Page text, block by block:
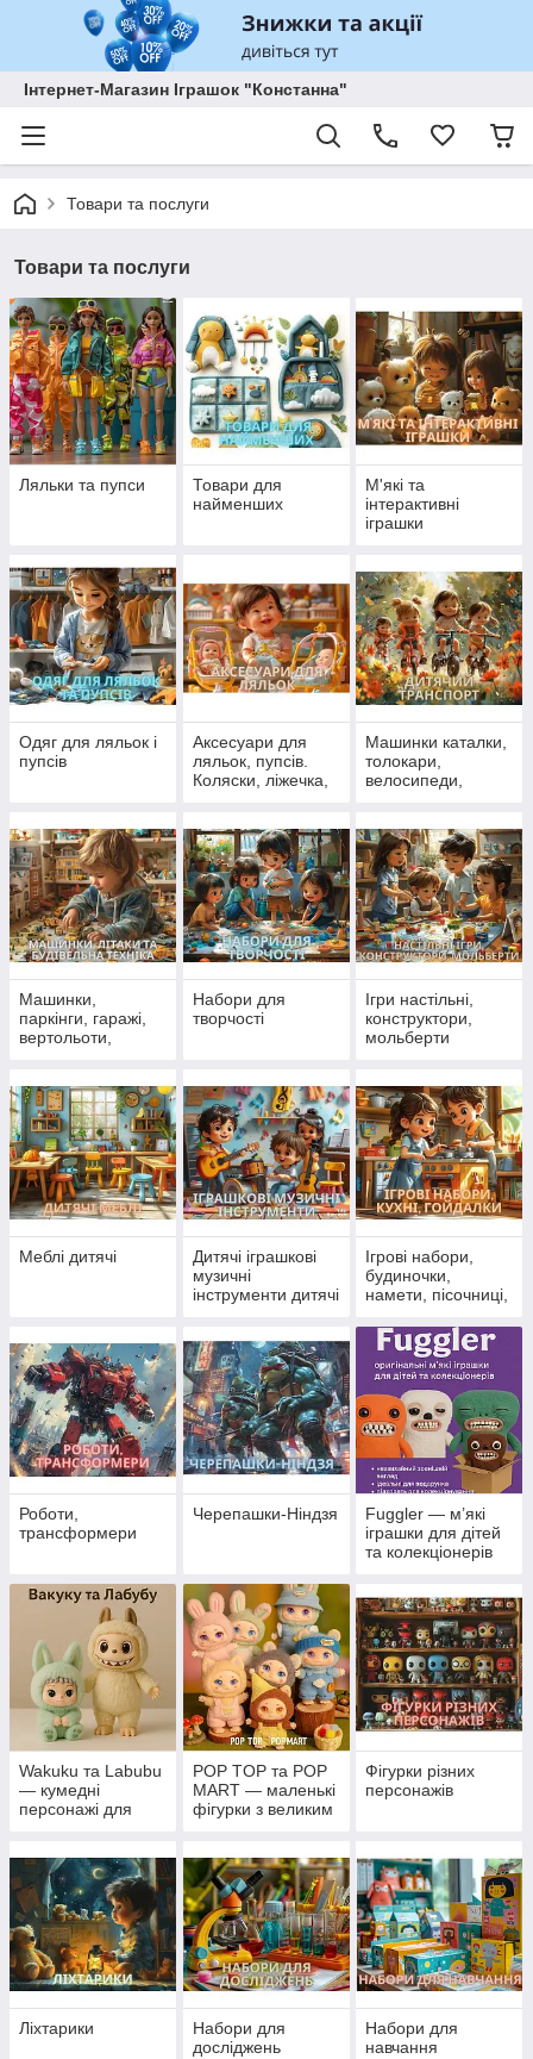
Інтернет-Магазин Іграшок "Констанна"
Товари та послуги
Товари та послуги
Ляльки та пупси
Товари для
найменших
М'які та
інтерактивні
іграшки
Одяг для ляльок і
пупсів
Аксесуари для
ляльок, пупсів.
Коляски, ліжечка,
Машинки каталки,
толокари,
велосипеди,
Машинки,
паркінги, гаражі,
вертольоти,
Набори для
творчості
Ігри настільні,
конструктори,
мольберти
Меблі дитячі
Дитячі іграшкові
музичні
інструменти дитячі
Ігрові набори,
будиночки,
намети, пісочниці,
Роботи,
трансформери
Черепашки-Ніндзя
Fuggler — м’які
іграшки для дітей
та колекціонерів
Wakuku та Labubu
— кумедні
персонажі для
POP TOP та POP
MART — маленькі
фігурки з великим
Фігурки різних
персонажів
Ліхтарики
Набори для
досліджень
Набори для
навчання